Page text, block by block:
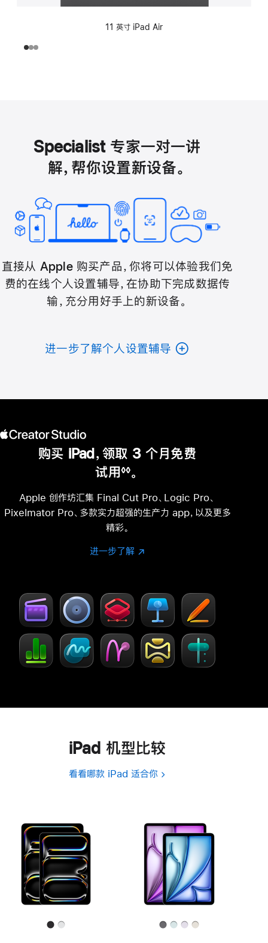
11 英寸 iPad Air
Specialist 专家一对一讲
解，帮你设置新设备。
直接从 Apple 购买产品，你将可以体验我们免
费的在线个人设置辅导，在协助下完成数据传
输，充分用好手上的新设备。
进一步了解个人设置辅导
购买 iPad，领取 3 个月免费
试用
注
◊◊。
Apple 创作坊汇集 Final Cut Pro、Logic Pro、
Pixelmator Pro、多款实力超强的生产力 app，以及更多
精彩。
进一步了解 进
了
Creator Studio
(在
口
打
开)
iPad 机型比较
看看哪款 iPad 适合你